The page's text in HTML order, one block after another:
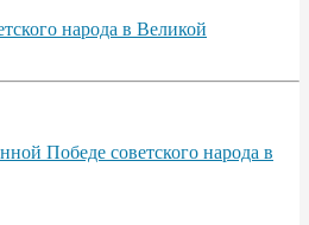
народа в Великой
Победе советского народа в